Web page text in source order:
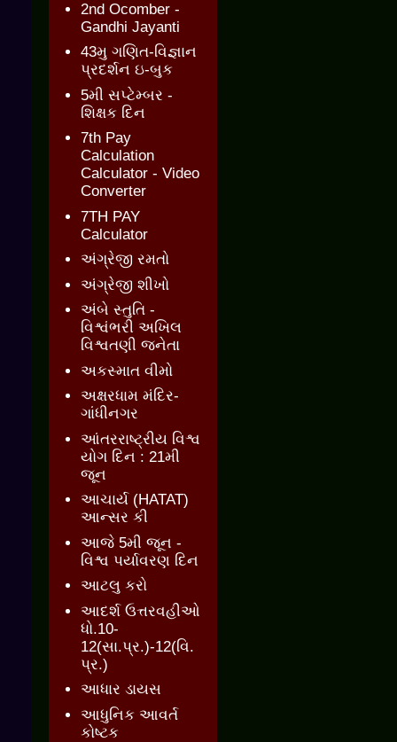
2nd Ocomber -
Gandhi Jayanti
43મુ ગણિત-વિજ્ઞાન
પ્રદર્શન ઇ-બુક
5મી સપ્ટેમ્બર -
શિક્ષક દિન
7th Pay
Calculation
Calculator - Video
Converter
7TH PAY
Calculator
અંગ્રેજી રમતો
અંગ્રેજી શીખો
અંબે સ્તુતિ -
વિશ્વંભરી અખિલ
વિશ્વતણી જનેતા
અકસ્માત વીમો
અક્ષરધામ મંદિર-
ગાંધીનગર
આંતરરાષ્ટ્રીય વિશ્વ
યોગ દિન : 21મી
જૂન
આચાર્ય (HATAT)
આન્સર કી
આજે 5મી જૂન -
વિશ્વ પર્યાવરણ દિન
આટલુ કરો
આદર્શ ઉત્તરવહીઓ
ધો.10-
12(સા.પ્ર.)-12(વિ.
પ્ર.)
આધાર ડાયસ
આધુનિક આવર્ત
કોષ્ટક